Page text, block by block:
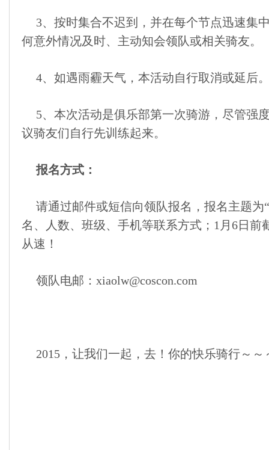
3、按时集合不迟到，并在每个节点迅速集
何意外情况及时、主动知会领队或相关骑友。
4、如遇雨霾天气，本活动自行取消或延后
5、本次活动是俱乐部第一次骑游，尽管强
议骑友们自行先训练起来。
报名方式：
请通过邮件或短信向领队报名，报名主题为
名、人数、班级、手机等联系方式；1月6日前
从速！
领队电邮：xiaolw@coscon.com
2015，让我们一起，去！你的快乐骑行～～